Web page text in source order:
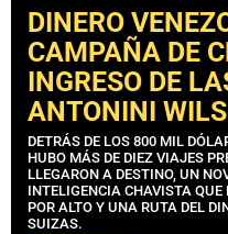
DINERO
CAMPAÑA DE
INGRESO DE
ANTONINI
DETRÁS DE LOS 800 MIL
HUBO MÁS DE DIEZ VIAJES
LLEGARON A DESTINO, UN
INTELIGENCIA CHAVISTA
POR ALTO Y UNA RUTA DEL
SUIZAS.